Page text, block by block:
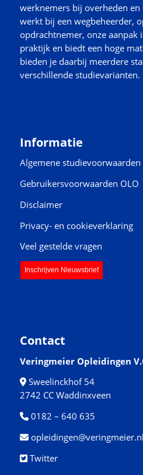
werknemers bij overheden
werkt bij een wegbeheerder,
opdrachtnemer, onze aanpak
praktijk en biedt een hoge
bieden je daarbij meerdere
verschillende studievarianten.
Informatie
Algemene studievoorwaarden
Gebruikersvoorwaarden OLO
Disclaimer
Privacy- en cookieverklaring
Veel gestelde vragen
Inschrijven Nieuwsbrief
Contact
Veringmeier Opleidingen
Sweelinckhof 54
2742 CC Waddinxveen
0182 – 640 635
opleidingen@veringmeier.nl
Twitter